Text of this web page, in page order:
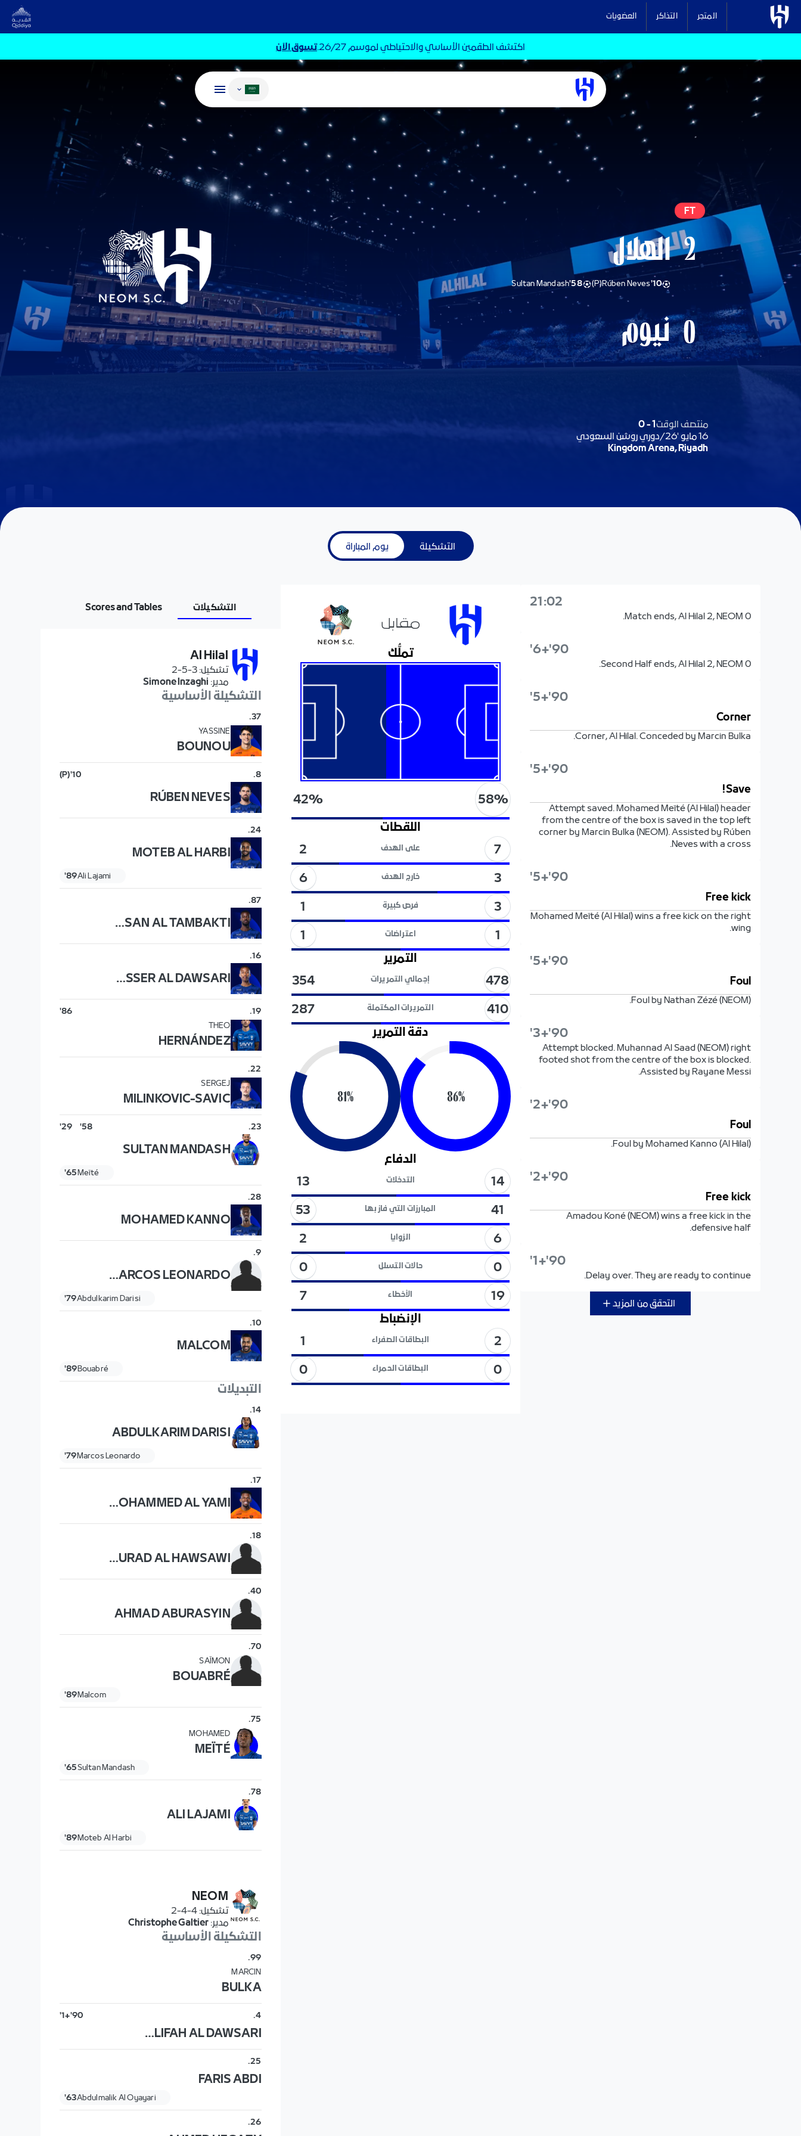
المتجر التذاكر العضويات
اكتشف الطقمين الأساسي والاحتياطي لموسم 26/27. تسوق الآن
تغيير اللغة
الهلال
Rúben Neves
(P) 10'
Sultan Mandash58'
نيوم
FT
2
0
منتصف الوقت1
-
0
16 مايو '26
/دوري روشن السعودي
Kingdom Arena, Riyadh
التشكيلة يوم المباراة
21:02
Match ends, Al Hilal 2, NEOM 0.
90'+6'
Second Half ends, Al Hilal 2, NEOM 0.
90'+5'
Corner
Corner, Al Hilal. Conceded by Marcin Bulka.
90'+5'
Save!
Attempt saved. Mohamed Meïté (Al Hilal) header
from the centre of the box is saved in the top left
corner by Marcin Bulka (NEOM). Assisted by Rúben
Neves with a cross.
90'+5'
Free kick
Mohamed Meïté (Al Hilal) wins a free kick on the right
wing.
90'+5'
Foul
Foul by Nathan Zézé (NEOM).
90'+3'
Attempt blocked. Muhannad Al Saad (NEOM) right
footed shot from the centre of the box is blocked.
Assisted by Rayane Messi.
90'+2'
Foul
Foul by Mohamed Kanno (Al Hilal).
90'+2'
Free kick
Amadou Koné (NEOM) wins a free kick in the
defensive half.
90'+1'
Delay over. They are ready to continue.
التحقق من المزيد
مقابل
تملُّك
58%
42%
اللقطات
7
على الهدف
2
3
خارج الهدف
6
3
فرص كبيرة
1
1
اعتراضات
1
التمرير
478
إجمالي التمريرات
354
410
التمريرات المكتملة
287
دقة التمرير
86%
81%
الدفاع
14
التدخلات
13
41
المبارزات التي فاز بها
53
6
الزوايا
2
0
حالات التسلل
0
19
الأخطاء
7
الإنضباط
2
البطاقات الصفراء
1
0
البطاقات الحمراء 0
التشكيلات Scores and Tables
Al Hilal
تشكيل:
3-5-2
مدير:
Simone Inzaghi
التشكيلة الأساسية
37
.
YASSINE
BOUNOU
8
.
10'
(P)
RÚBEN NEVES
24
.
MOTEB AL HARBI
Ali Lajami
89'
87
.
HASSAN AL TAMBAKTI
16
.
NASSER AL DAWSARI
19
.
86'
THEO
HERNÁNDEZ
22
.
SERGEJ
MILINKOVIC-SAVIC
23
.
58'
29'
SULTAN MANDASH
Meïté
65'
28
.
MOHAMED KANNO
9
.
MARCOS LEONARDO
Abdulkarim Darisi
79'
10
.
MALCOM
Bouabré
89'
التبديلات
14
.
ABDULKARIM DARISI
Marcos Leonardo
79'
17
.
MOHAMMED AL YAMI
18
.
MURAD AL HAWSAWI
40
.
AHMAD ABURASYIN
70
.
SAÏMON
BOUABRÉ
Malcom
89'
75
.
MOHAMED
MEÏTÉ
Sultan Mandash
65'
78
.
ALI LAJAMI
Moteb Al Harbi
89'
NEOM
تشكيل:
4-4-2
مدير:
Christophe Galtier
التشكيلة الأساسية
99
.
MARCIN
BULKA
4
.
90'+1'
KHALIFAH AL DAWSARI
25
.
FARIS ABDI
Abdulmalik Al Oyayari
63'
26
.